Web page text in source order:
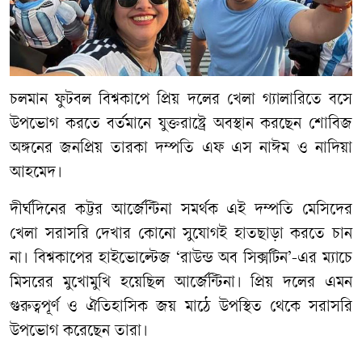
​চলমান ফুটবল বিশ্বকাপে প্রিয় দলের খেলা গ্যালারিতে বসে
উপভোগ করতে বর্তমানে যুক্তরাষ্ট্রে অবস্থান করছেন শোবিজ
অঙ্গনের জনপ্রিয় তারকা দম্পতি এফ এস নাঈম ও নাদিয়া
আহমেদ।
দীর্ঘদিনের কট্টর আর্জেন্টিনা সমর্থক এই দম্পতি মেসিদের
খেলা সরাসরি দেখার কোনো সুযোগই হাতছাড়া করতে চান
না। বিশ্বকাপের হাইভোল্টেজ ‘রাউন্ড অব সিক্সটিন’-এর ম্যাচে
মিসরের মুখোমুখি হয়েছিল আর্জেন্টিনা। প্রিয় দলের এমন
গুরুত্বপূর্ণ ও ঐতিহাসিক জয় মাঠে উপস্থিত থেকে সরাসরি
উপভোগ করেছেন তারা।